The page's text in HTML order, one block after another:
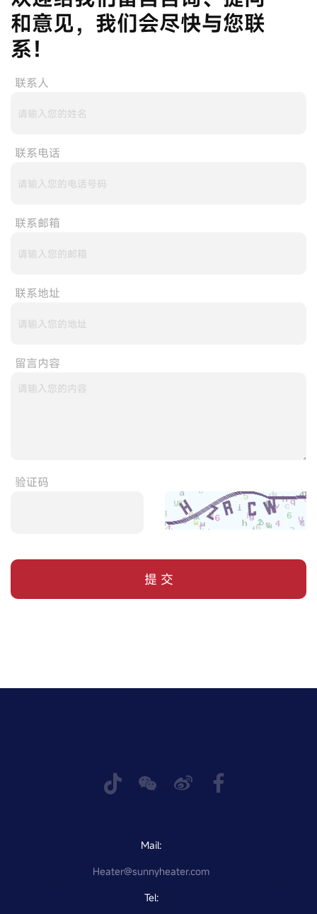
和意见，我们会尽快与您联
系！
联系人
联系电话
联系邮箱
联系地址
留言内容
验证码
提 交
Mail:
Heater@sunnyheater.com
Tel: